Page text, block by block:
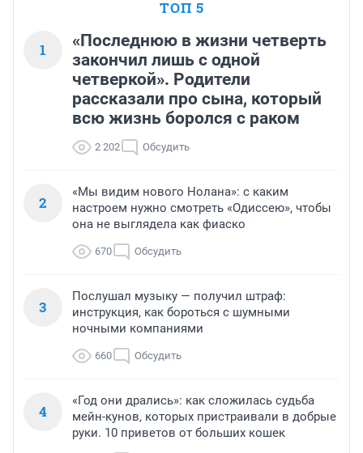
ТОП 5
1
«Последнюю в жизни четверть
закончил лишь с одной
четверкой». Родители
рассказали про сына, который
всю жизнь боролся с раком
2 202 Обсудить
2
«Мы видим нового Нолана»: с каким
настроем нужно смотреть «Одиссею», чтобы
она не выглядела как фиаско
670 Обсудить
3
Послушал музыку — получил штраф:
инструкция, как бороться с шумными
ночными компаниями
660 Обсудить
4
«Год они дрались»: как сложилась судьба
мейн-кунов, которых пристраивали в добрые
руки. 10 приветов от больших кошек